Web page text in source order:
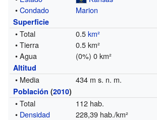
•Condado Marion
Superficie
• Total 0.5km²
• Tierra
0.5 km²
• Agua
(0%) 0 km²
Altitud
• Media 434 m s. n. m.
Población (2010)
• Total
112 hab.
• Densidad 228,39 hab./km²